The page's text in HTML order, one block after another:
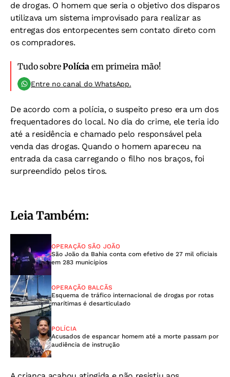
de drogas. O homem que seria o objetivo dos disparos
utilizava um sistema improvisado para realizar as
entregas dos entorpecentes sem contato direto com
os compradores.
Tudo sobrePolícia em primeira mão!
Entre no canal do WhatsApp.
De acordo com a polícia, o suspeito preso era um dos
frequentadores do local. No dia do crime, ele teria ido
até a residência e chamado pelo responsável pela
venda das drogas. Quando o homem apareceu na
entrada da casa carregando o filho nos braços, foi
surpreendido pelos tiros.
Leia Também:
OPERAÇÃO SÃO JOÃO
São João da Bahia conta com efetivo de 27 mil oficiais
em 283 municípios
OPERAÇÃO BALCÃS
Esquema de tráfico internacional de drogas por rotas
marítimas é desarticulado
POLÍCIA
Acusados de espancar homem até a morte passam por
audiência de instrução